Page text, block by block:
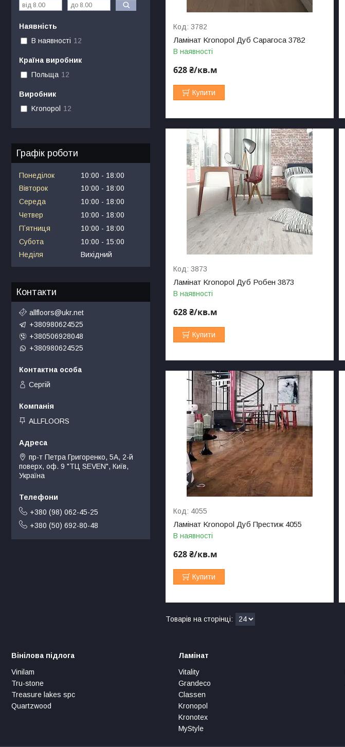
3782
Ламінат Kronopol Дуб Сарагоса 3782
В наявності
628 ₴/кв.м
Купити
3873
Ламінат Kronopol Дуб Робен 3873
В наявності
628 ₴/кв.м
Купити
4055
Ламінат Kronopol Дуб Престиж 4055
В наявності
628 ₴/кв.м
Купити
Наявність
В наявності 12
Країна виробник
Польща 12
Виробник
Kronopol
12
Графік роботи
Понеділок 10:00
18:00
Вівторок
10:00
18:00
Середа
10:00
18:00
Четвер
10:00
18:00
Пʼятниця
10:00
18:00
Субота
10:00
15:00
Неділя
Вихідний
Контакти
allfloors@ukr.net
+380980624525
+380506928048
+380980624525
Сергій
ALLFLOORS
пр-т Петра Григоренко, 5А, 2-й
поверх, оф. 9 "ТЦ SEVEN", Київ,
Україна
+380 (98) 062-45-25
+380 (50) 692-80-48
Вінілова підлога
Vinilam
Tru-stone
Treasure lakes spc
Quartzwood
Ламінат
Vitality
Grandeco
Classen
Kronopol
Kronotex
MyStyle